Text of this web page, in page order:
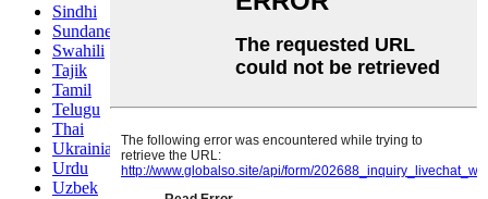
Sindhi
Sundanese
Swahili
Tajik
Tamil
Telugu
Thai
Ukrainian
Urdu
Uzbek